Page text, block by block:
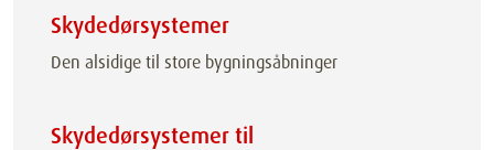
Skydedørsystemer
Den alsidige til store bygningsåbninger
Skydedørsystemer til